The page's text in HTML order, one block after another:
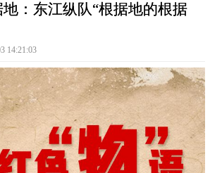
：东江纵队“根据地的根据
14:21:03